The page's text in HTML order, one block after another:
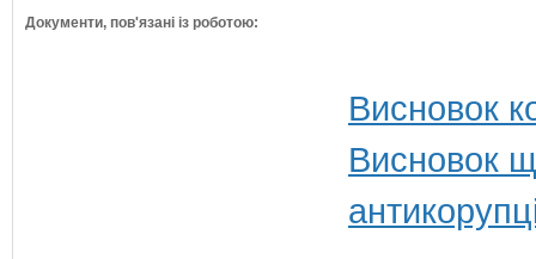
Документи, пов'язані із роботою:
Висновок
Висновок